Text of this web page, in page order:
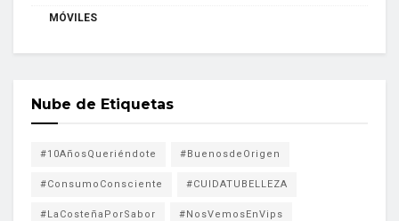
MÓVILES
Nube de Etiquetas
#10AñosQueriéndote #BuenosdeOrigen
#ConsumoConsciente #CUIDATUBELLEZA
#LaCosteñaPorSabor #NosVemosEnVips